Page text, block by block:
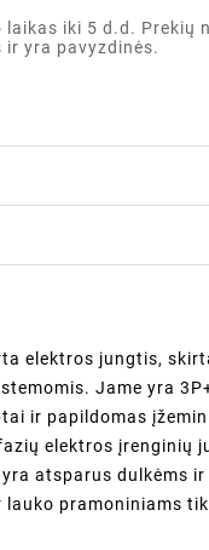
iki 5 d.d. Prekių
yra pavyzdinės.
elektros jungtis,
Jame yra
ir papildomas
elektros įrenginių
atsparus dulkėms
pramoniniams